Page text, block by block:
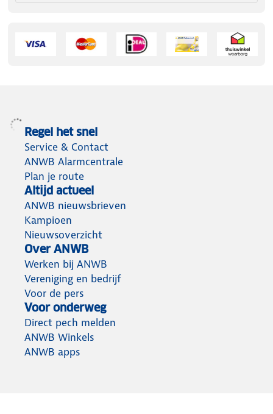
Regel het snel
Service & Contact
ANWB Alarmcentrale
Plan je route
Altijd actueel
ANWB nieuwsbrieven
Kampioen
Nieuwsoverzicht
Over ANWB
Werken bij ANWB
Vereniging en bedrijf
Voor de pers
Voor onderweg
Direct pech melden
ANWB Winkels
ANWB apps